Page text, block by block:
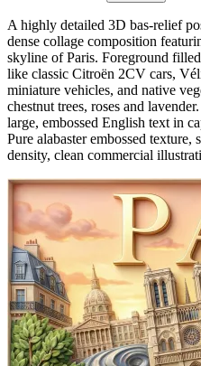
A highly detailed 3D bas-relief
dense collage composition
skyline of Paris. Foreground
like classic Citroën 2CV cars,
miniature vehicles, and native
chestnut trees, roses and
large, embossed English text in
Pure alabaster embossed
density, clean commercial